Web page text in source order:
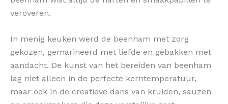
veroveren.
In menig keuken werd de beenham met zorg
gekozen, gemarineerd met liefde en gebakken met
aandacht. De kunst van het bereiden van beenham
lag niet alleen in de perfecte kerntemperatuur,
maar ook in de creatieve dans van kruiden, sauzen